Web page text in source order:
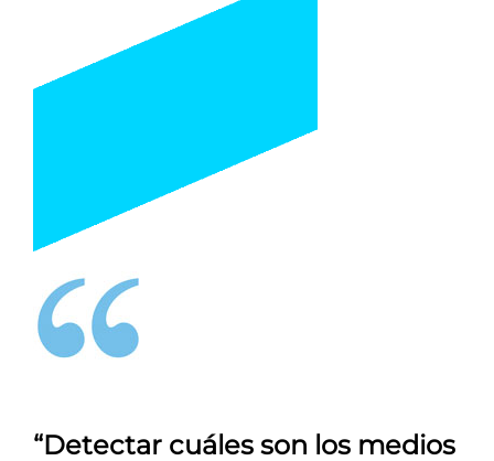
“Detectar cuáles son los medios